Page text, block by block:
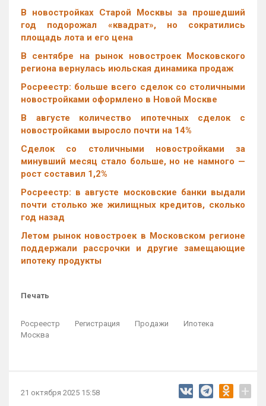
В новостройках Старой Москвы за прошедший
год подорожал «квадрат», но сократились
площадь лота и его цена
В сентябре на рынок новостроек Московского
региона вернулась июльская динамика продаж
Росреестр: больше всего сделок со столичными
новостройками оформлено в Новой Москве
В августе количество ипотечных сделок с
новостройками выросло почти на 14%
Cделок со столичными новостройками за
минувший месяц стало больше, но не намного —
рост составил 1,2%
Росреестр: в августе московские банки выдали
почти столько же жилищных кредитов, сколько
год назад
Летом рынок новостроек в Московском регионе
поддержали рассрочки и другие замещающие
ипотеку продукты
Печать
Росреестр Регистрация Продажи
Ипотека
Москва
21 октября 2025 15:58 +